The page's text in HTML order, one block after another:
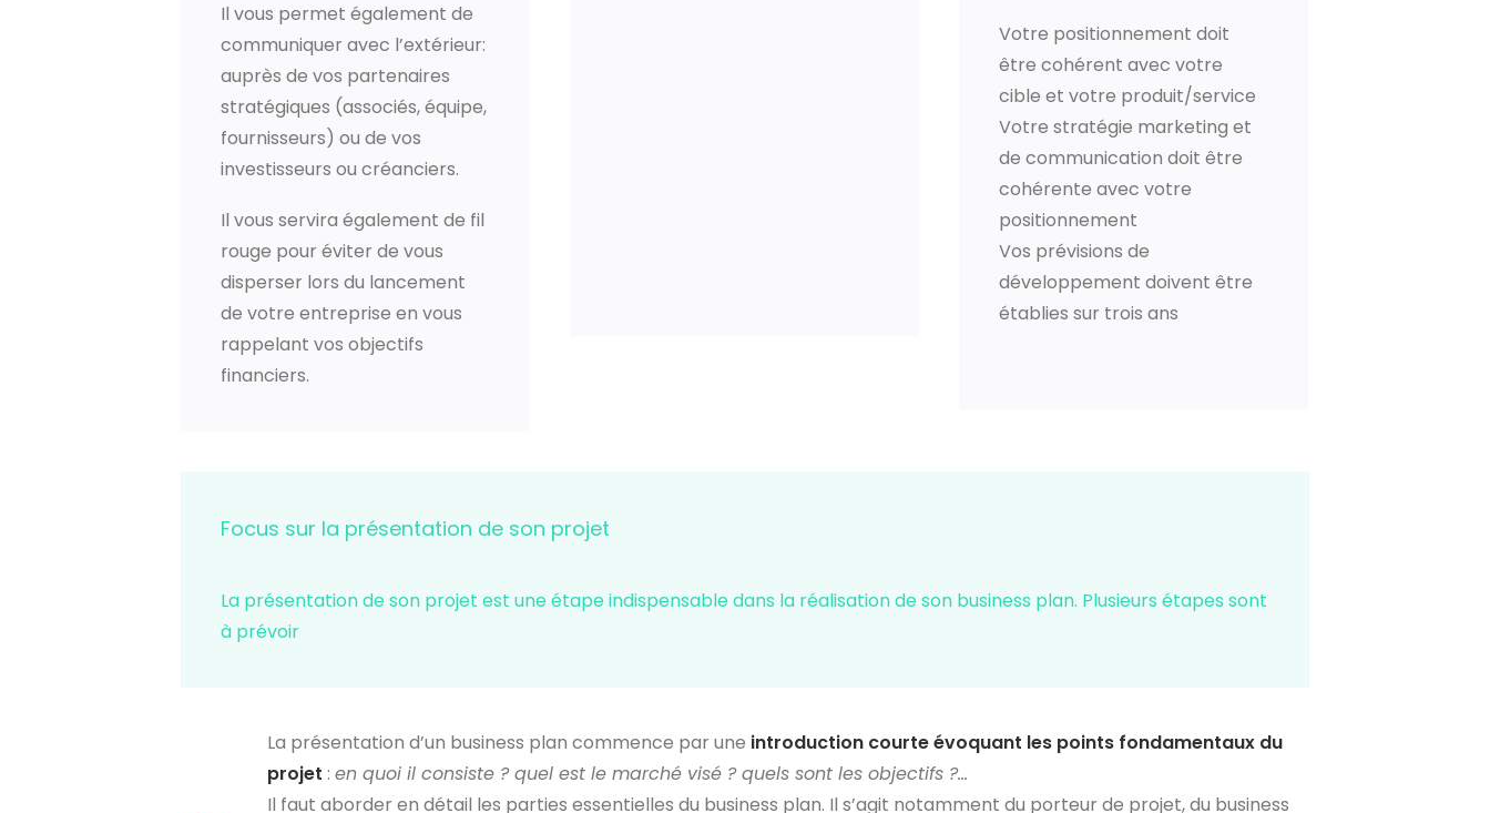
Il vous permet également de
communiquer avec l’extérieur:
auprès de vos partenaires
stratégiques (associés, équipe,
fournisseurs) ou de vos
investisseurs ou créanciers.
Il vous servira également de fil
rouge pour éviter de vous
disperser lors du lancement
de votre entreprise en vous
rappelant vos objectifs
financiers.
Votre positionnement doit
être cohérent avec votre
cible et votre produit/service
Votre stratégie marketing et
de communication doit être
cohérente avec votre
positionnement
Vos prévisions de
développement doivent être
établies sur trois ans
Focus sur la présentation de son projet
La présentation de son projet est une étape indispensable dans la réalisation de son business plan. Plusieurs étapes sont
à prévoir
La présentation d’un business plan commence par une introduction courte évoquant les points fondamentaux du
projet :en quoi il consiste ? quel est le marché visé ? quels sont les objectifs ?…
Il faut aborder en détail les parties essentielles du business plan. Il s’agit notamment du porteur de projet, du business